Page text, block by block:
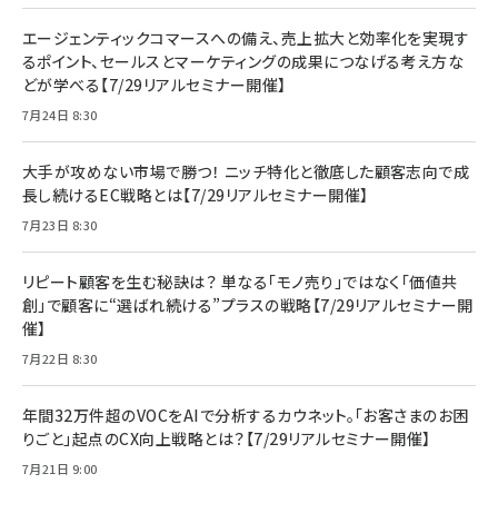
エージェンティックコマースへの備え、売上拡大と効率化を実現す
るポイント、セールスとマーケティングの成果につなげる考え方な
どが学べる【7/29リアルセミナー開催】
7月24日 8:30
大手が攻めない市場で勝つ！ ニッチ特化と徹底した顧客志向で成
長し続けるEC戦略とは【7/29リアルセミナー開催】
7月23日 8:30
リピート顧客を生む秘訣は？ 単なる「モノ売り」ではなく「価値共
創」で顧客に“選ばれ続ける”プラスの戦略【7/29リアルセミナー開
催】
7月22日 8:30
年間32万件超のVOCをAIで分析するカウネット。「お客さまのお困
りごと」起点のCX向上戦略とは？【7/29リアルセミナー開催】
7月21日 9:00